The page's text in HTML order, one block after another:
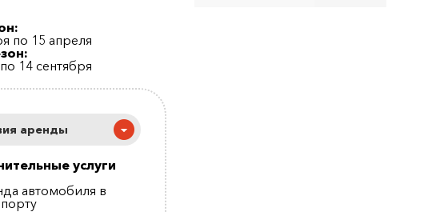
по 15 апреля
14 сентября
аренды
услуги
автомобиля в